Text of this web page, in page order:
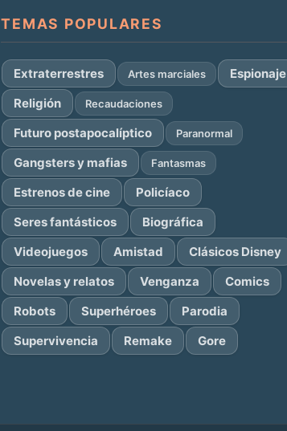
TEMAS POPULARES
Extraterrestres Artes marciales
Espionaje
Religión
Recaudaciones
Futuro postapocalíptico Paranormal
Gangsters y mafias Fantasmas
Estrenos de cine
Policíaco
Seres fantásticos
Biográfica
Videojuegos
Amistad
Clásicos Disney
Novelas y relatos
Venganza
Comics
Robots
Superhéroes
Parodia
Supervivencia
Remake Gore